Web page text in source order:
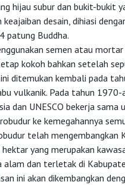
hijau subur dan bukit-bukit
keajaiban desain, dihiasi
patung Buddha.
semen atau mortar
kokoh bahkan setelah
ditemukan kembali pada
vulkanik. Pada tahun 1970-
dan UNESCO bekerja sama
ke kemegahannya
telah mengembangkan
yang merupakan
alam dan terletak di
ini akan dikembangkan